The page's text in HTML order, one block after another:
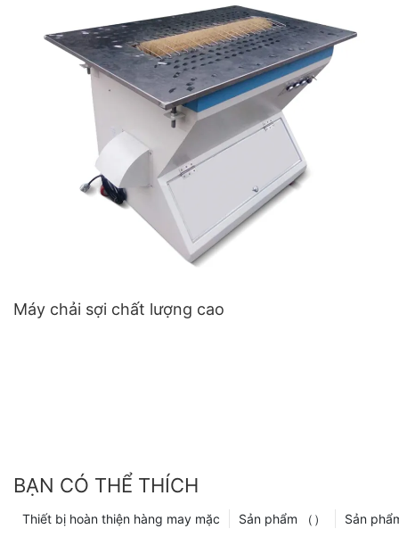
Máy chải sợi chất lượng cao
BẠN CÓ THỂ THÍCH
Sản
Sản phẩm （）
Thiết bị hoàn thiện hàng may mặc